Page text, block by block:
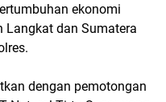
ekonomi
Langkat dan Sumatera
dengan pemotongan